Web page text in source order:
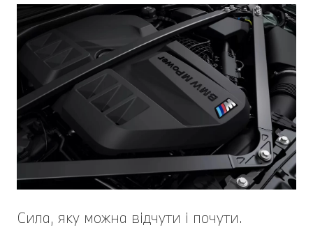
Сила, яку можна відчути і почути.